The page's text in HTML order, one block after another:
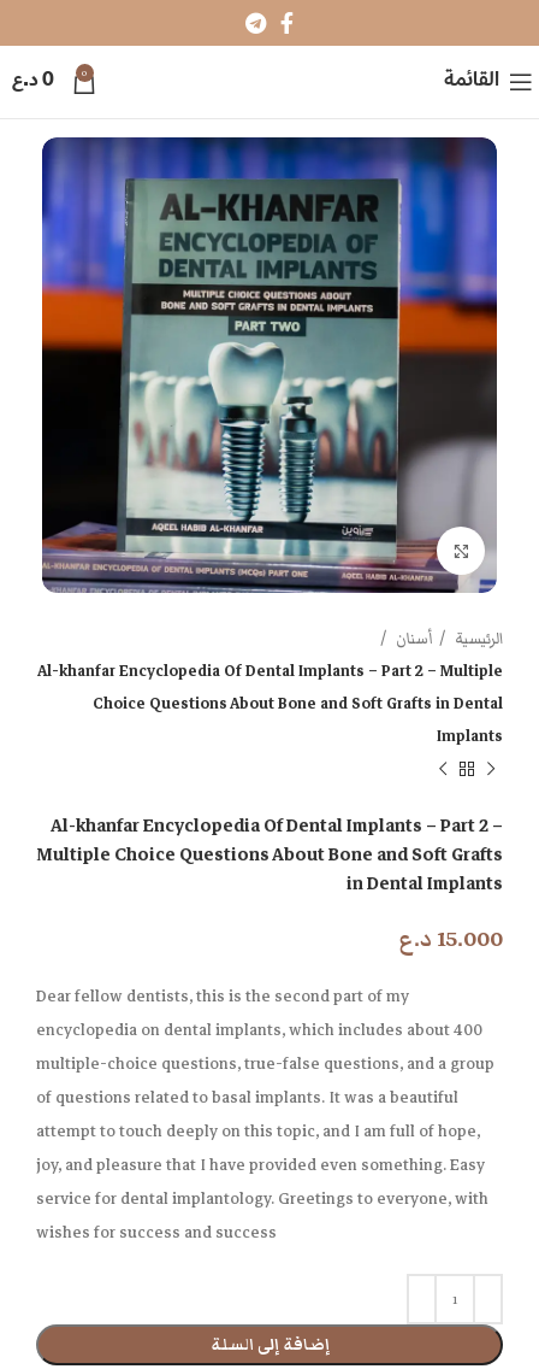
القائمة 0
0د.ع
اضغط للتكبير
الرئيسية
أسنان
Al-khanfar Encyclopedia Of Dental Implants – Part 2 – Multiple
Choice Questions About Bone and Soft Grafts in Dental
Implants
Al-khanfar Encyclopedia Of Dental Implants – Part 2 –
Multiple Choice Questions About Bone and Soft Grafts
in Dental Implants
15.000 د.ع
Dear fellow dentists, this is the second part of my
encyclopedia on dental implants, which includes about 400
multiple-choice questions, true-false questions, and a group
of questions related to basal implants. It was a beautiful
attempt to touch deeply on this topic, and I am full of hope,
joy, and pleasure that I have provided even something. Easy
service for dental implantology. Greetings to everyone, with
wishes for success and success
إضافة إلى السلة